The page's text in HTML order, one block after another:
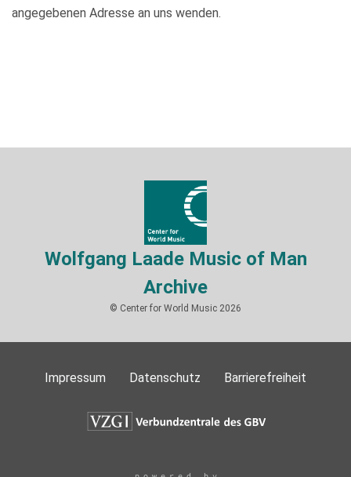
angegebenen Adresse an uns wenden.
Wolfgang Laade Music of Man
Archive
© Center for World Music 2026
Impressum Datenschutz Barrierefreiheit